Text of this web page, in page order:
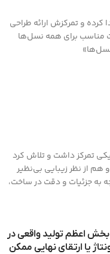
کرده و تمرکزش ارائه طراحی
مناسب برای همه نسل‌ها
تمرکز داشت و تلاش کرد
از نظر زیبایی‌ بی‌نظیر
به جزئیات و دقت در ساخت،
بخش اعظم تولید واقعی در
یا ارتقای نهایی ممکن